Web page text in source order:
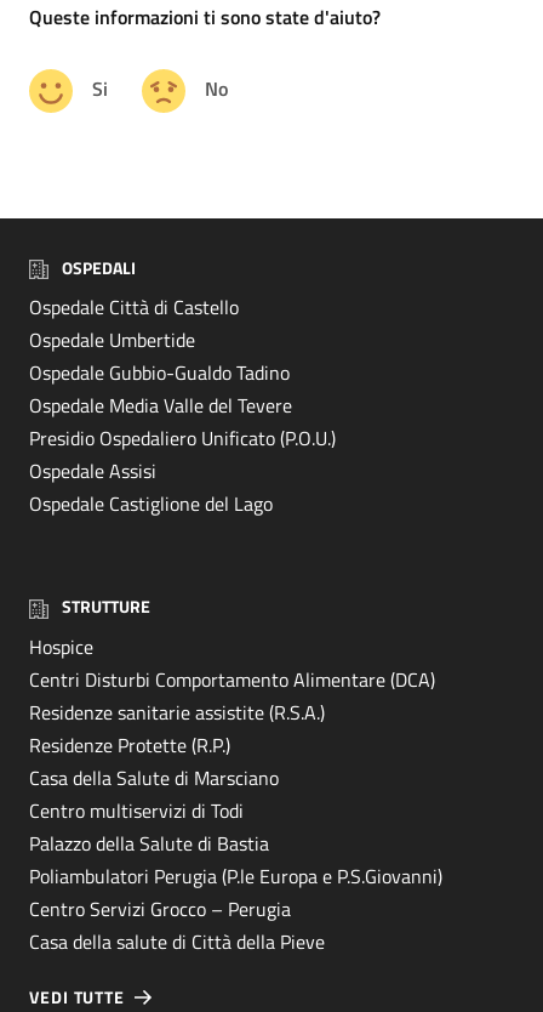
Queste informazioni ti sono state d'aiuto?
Si No
OSPEDALI
Ospedale Città di Castello
Ospedale Umbertide
Ospedale Gubbio-Gualdo Tadino
Ospedale Media Valle del Tevere
Presidio Ospedaliero Unificato (P.O.U.)
Ospedale Assisi
Ospedale Castiglione del Lago
STRUTTURE
Hospice
Centri Disturbi Comportamento Alimentare (DCA)
Residenze sanitarie assistite (R.S.A.)
Residenze Protette (R.P.)
Casa della Salute di Marsciano
Centro multiservizi di Todi
Palazzo della Salute di Bastia
Poliambulatori Perugia (P.le Europa e P.S.Giovanni)
Centro Servizi Grocco – Perugia
Casa della salute di Città della Pieve
VEDI TUTTE